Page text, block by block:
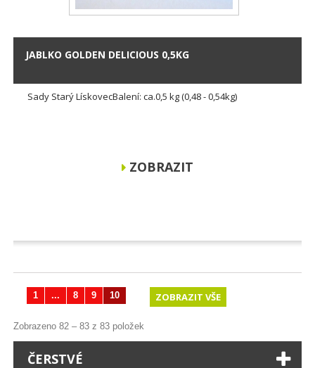
JABLKO GOLDEN DELICIOUS 0,5KG
Sady Starý LískovecBalení: ca.0,5 kg (0,48 - 0,54kg)
ZOBRAZIT
ZOBRAZIT VŠE
1 ... 8 9 10
Zobrazeno 82 – 83 z 83 položek
ČERSTVÉ